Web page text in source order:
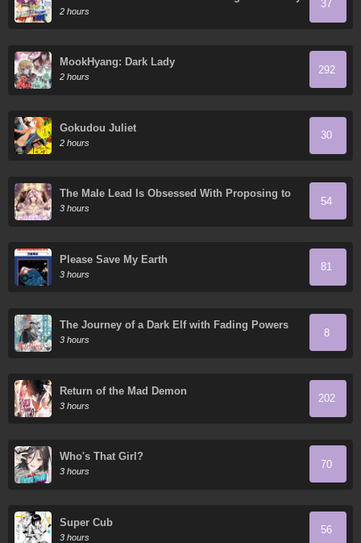
Crush Feels Bad for Rejecting Me!
2 hours
37
MookHyang: Dark Lady
2 hours
292
Gokudou Juliet
2 hours
30
The Male Lead Is Obsessed With Proposing to
Me
3 hours
54
Please Save My Earth
3 hours
81
The Journey of a Dark Elf with Fading Powers
3 hours
8
Return of the Mad Demon
3 hours
202
Who's That Girl?
3 hours
70
Super Cub
3 hours
56